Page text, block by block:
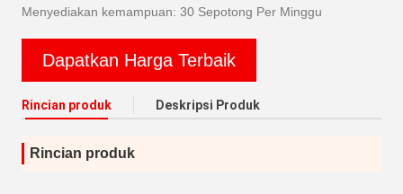
Menyediakan kemampuan: 30 Sepotong Per Minggu
Dapatkan Harga Terbaik
Rincian produk Deskripsi Produk
Rincian produk